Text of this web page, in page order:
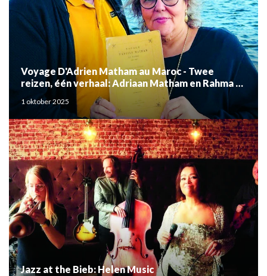
Voyage D'Adrien Matham au Maroc - Twee
reizen, één verhaal: Adriaan Matham en Rahma el
Mouden
1 oktober 2025
Jazz at the Bieb: Helen Music